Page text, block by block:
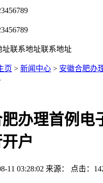
址联系地址联系地址
页 > 新闻中心 > 安徽合肥办
办理首例电
户
11 03:28:02 来源： 点击：